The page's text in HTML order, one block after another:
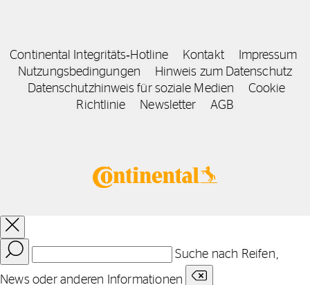
Continental Integritäts‑Hotline Kontakt
Impressum
Nutzungsbedingungen
Hinweis zum Datenschutz
Datenschutzhinweis für soziale Medien
Cookie
Richtlinie
Newsletter AGB
Suche nach Reifen,
News oder anderen Informationen